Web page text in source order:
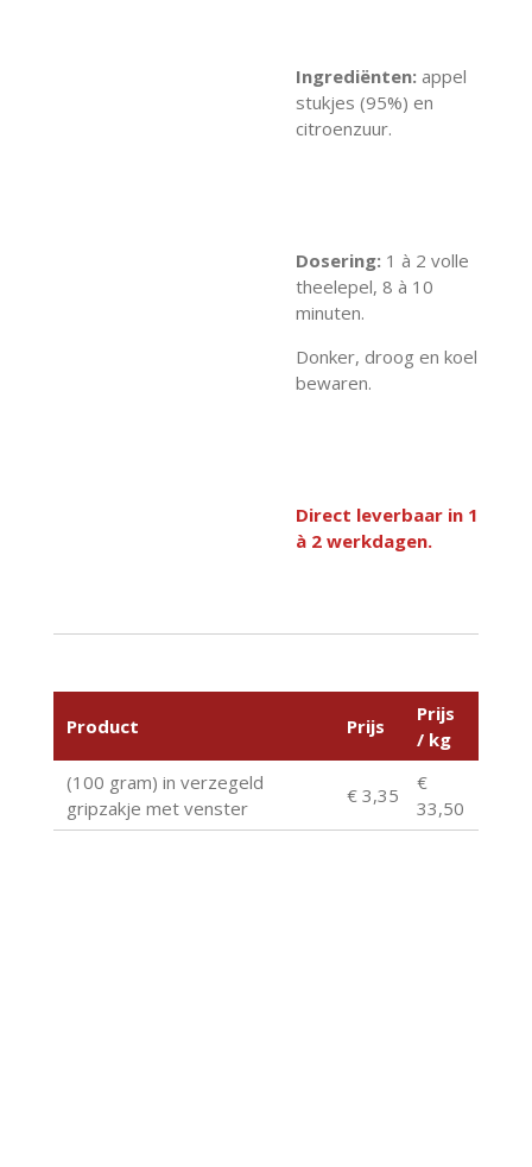
Ingrediënten: appel
stukjes (95%) en
citroenzuur.
Dosering: 1 à 2 volle
theelepel, 8 à 10
minuten.
Donker, droog en koel
bewaren.
Direct leverbaar in 1
à 2 werkdagen.
Product Prijs
Prijs
/ kg
(100 gram) in verzegeld
gripzakje met venster
€ 3,35
€
33,50